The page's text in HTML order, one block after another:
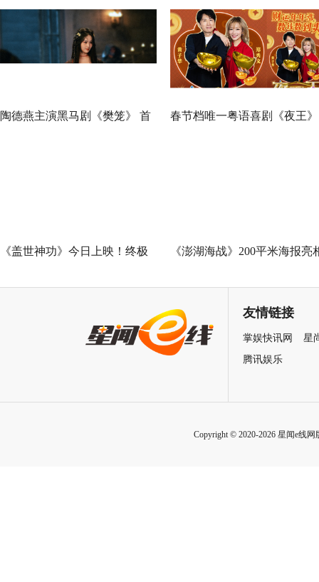
陶德燕主演黑马剧《樊笼》 首 春节档唯一粤语喜剧《夜王》
《盖世神功》今日上映！终极 《澎湖海战》200平米海报亮
友情链接
掌娱快讯网
星
腾讯娱乐
Copyright © 2020-2026 星闻e线